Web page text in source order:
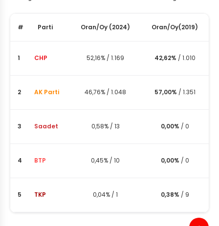
# Parti Oran/Oy (2024) Oran/Oy(2019)
1 CHP 52,16% / 1.169 42,62% / 1.010
2 AK Parti 46,76% / 1.048 57,00% / 1.351
3 Saadet 0,58% / 13 0,00% / 0
4 BTP 0,45% / 10 0,00% / 0
5 TKP 0,04% / 1 0,38% / 9